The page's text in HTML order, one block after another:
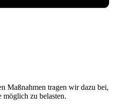
Maßnahmen tragen wir dazu bei,
zu belasten.